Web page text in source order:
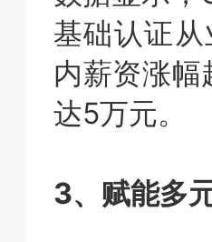
基础认证
内薪资涨
达5万元。
3、赋能多